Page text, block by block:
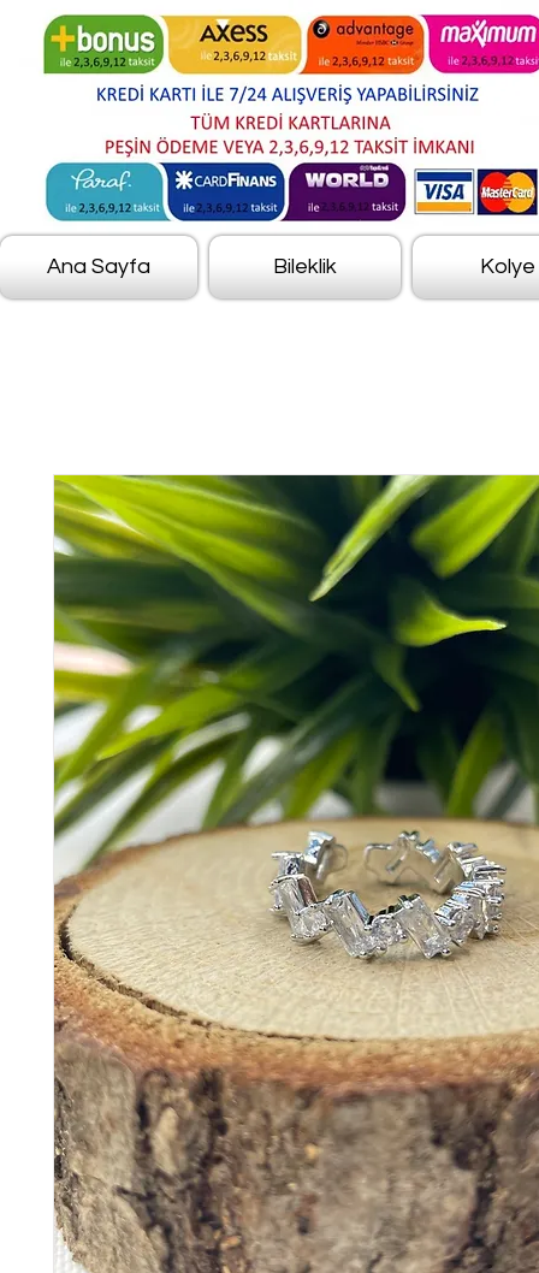
Ana Sayfa Bileklik Kolye